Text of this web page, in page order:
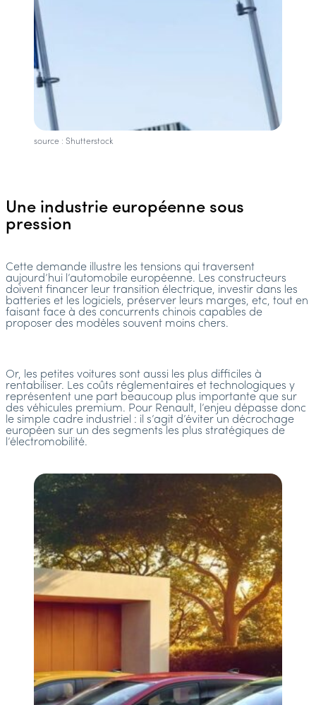
source : Shutterstock
Une industrie européenne sous
pression
Cette demande illustre les tensions qui traversent
aujourd’hui l’automobile européenne. Les constructeurs
doivent financer leur transition électrique, investir dans les
batteries et les logiciels, préserver leurs marges, etc, tout en
faisant face à des concurrents chinois capables de
proposer des modèles souvent moins chers.
Or, les petites voitures sont aussi les plus difficiles à
rentabiliser. Les coûts réglementaires et technologiques y
représentent une part beaucoup plus importante que sur
des véhicules premium. Pour Renault, l’enjeu dépasse donc
le simple cadre industriel : il s’agit d’éviter un décrochage
européen sur un des segments les plus stratégiques de
l’électromobilité.